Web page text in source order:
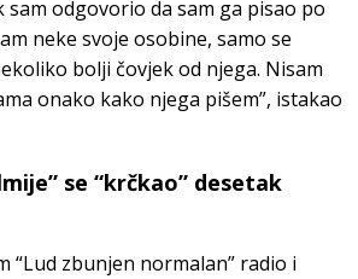
sam odgovorio da sam ga pisao po
neke svoje osobine, samo se
bolji čovjek od njega. Nisam
onako kako njega pišem”, istakao
se “krčkao” desetak
“Lud zbunjen normalan” radio i